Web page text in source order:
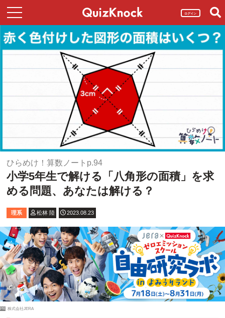
ログイン
ひらめけ！算数ノートp.94
小学5年生で解ける「八角形の面積」を求
める問題、あなたは解ける？
理系 松林 陸 2023.08.23
PR 株式会社JERA